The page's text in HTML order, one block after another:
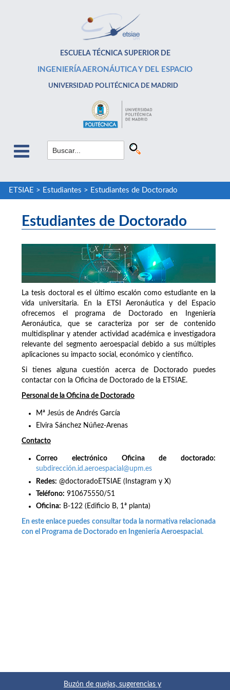
ESCUELA TÉCNICA SUPERIOR DE
INGENIERÍA AERONÁUTICA Y DEL ESPACIO
UNIVERSIDAD POLITÉCNICA DE MADRID
ETSIAE > Estudiantes > Estudiantes de Doctorado
Estudiantes de Doctorado
La tesis doctoral es el último escalón como estudiante en la
vida universitaria. En la ETSI Aeronáutica y del Espacio
ofrecemos el programa de Doctorado en Ingeniería
Aeronáutica, que se caracteriza por ser de contenido
multidisplinar y atender actividad académica e investigadora
relevante del segmento aeroespacial debido a sus múltiples
aplicaciones su impacto social, económico y científico.
Si tienes alguna cuestión acerca de Doctorado puedes
contactar con la Oficina de Doctorado de la ETSIAE.
Personal de la Oficina de Doctorado
Mª Jesús de Andrés García
Elvira Sánchez Núñez-Arenas
Contacto
Correo electrónico Oficina de doctorado:
subdirección.id.aeroespacial@upm.es
Redes: @doctoradoETSIAE (Instagram y X)
Teléfono: 910675550/51
Oficina: B-122 (Edificio B, 1ª planta)
En este enlace puedes consultar toda la normativa relacionada
con el Programa de Doctorado en Ingeniería Aeroespacial.
Buzón de quejas, sugerencias y